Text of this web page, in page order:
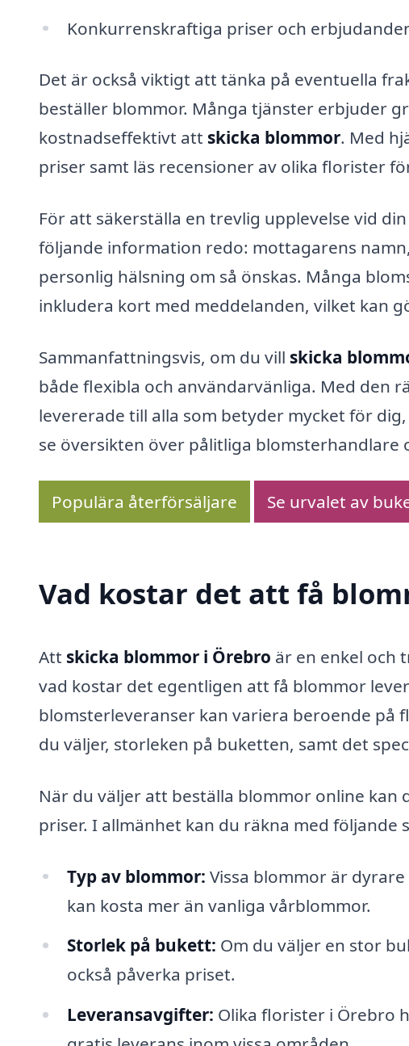
Konkurrenskraftiga priser och
Det är också viktigt att tänka på eventuella
beställer blommor. Många tjänster erbjuder
kostnadseffektivt att skicka blommor. Med
priser samt läs recensioner av olika florister
För att säkerställa en trevlig upplevelse vid
följande information redo: mottagarens
personlig hälsning om så önskas. Många
inkludera kort med meddelanden, vilket kan
Sammanfattningsvis, om du vill skicka
både flexibla och användarvänliga. Med den
levererade till alla som betyder mycket för
se översikten över pålitliga blomsterhandlare
Populära återförsäljare Se urvalet av
Vad kostar det att få
Att skicka blommor i Örebro är en enkel och
vad kostar det egentligen att få blommor
blomsterleveranser kan variera beroende på
du väljer, storleken på buketten, samt det
När du väljer att beställa blommor online
priser. I allmänhet kan du räkna med följande
Typ av blommor: Vissa blommor är
kan kosta mer än vanliga vårblommor.
Storlek på bukett: Om du väljer en stor
också påverka priset.
Leveransavgifter: Olika florister i Örebro